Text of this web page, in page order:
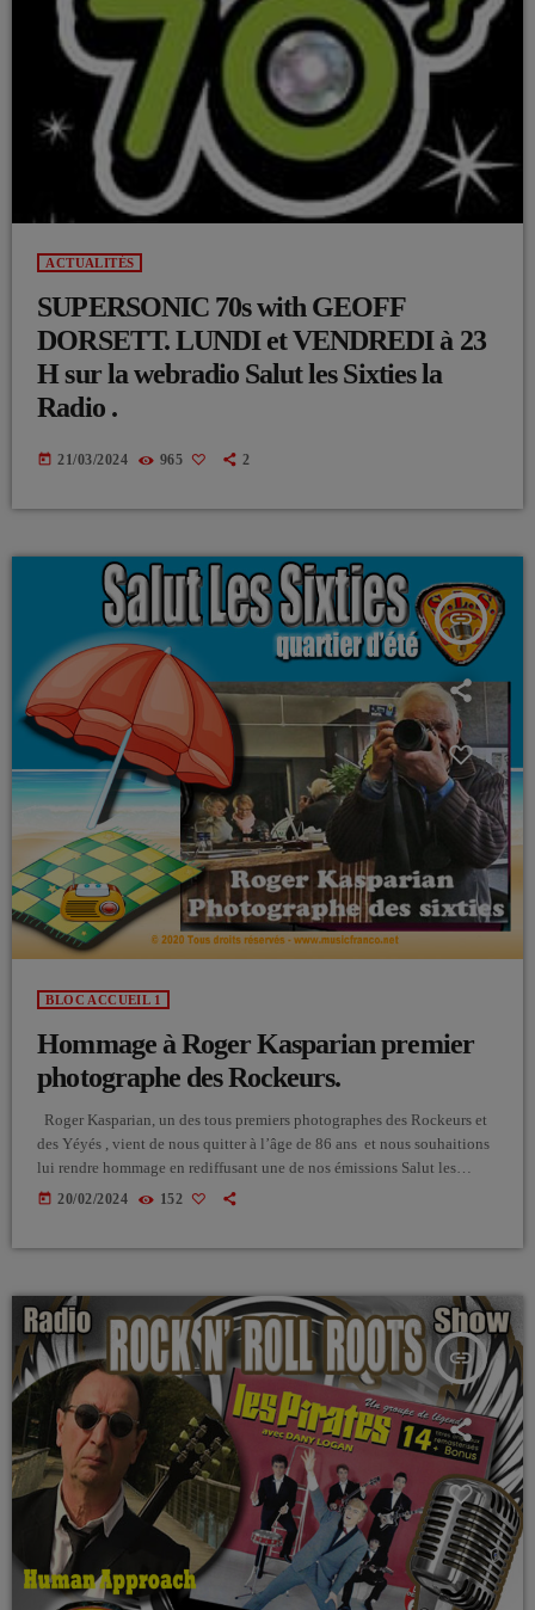
ACTUALITÉS
SUPERSONIC 70s with GEOFF
DORSETT. LUNDI et VENDREDI à 23
H sur la webradio Salut les Sixties la
Radio .
today 21/03/2024 965 2
insert_link
BLOC ACCUEIL 1
Hommage à Roger Kasparian premier
photographe des Rockeurs.
Roger Kasparian, un des tous premiers photographes des Rockeurs et
des Yéyés , vient de nous quitter à l’âge de 86 ans et nous souhaitions
lui rendre hommage en rediffusant une de nos émissions Salut les
Sixties où il était notre invité. Il nous avait donné rendez-vous dans
today 20/02/2024 152
insert_link